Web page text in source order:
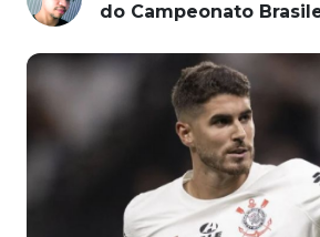
do Campeonato